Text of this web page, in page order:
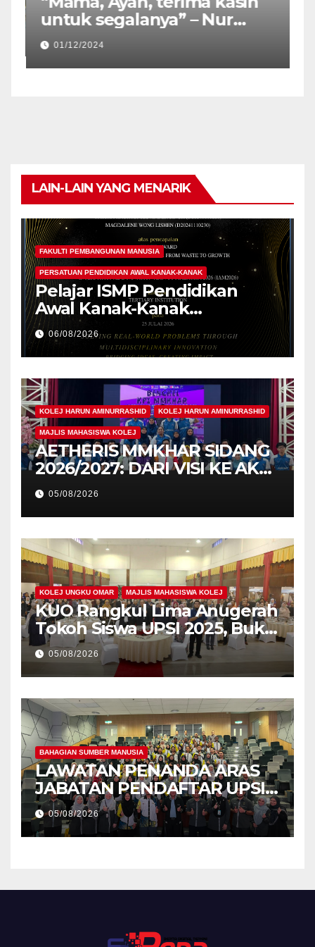
untuk segalanya” – Nur
Atiqa Balqis
01/12/2024
LAIN-LAIN YANG MENARIK
FAKULTI PEMBANGUNAN MANUSIA
PERSATUAN PENDIDIKAN AWAL KANAK-KANAK
Pelajar ISMP Pendidikan
Awal Kanak-Kanak
Cemerlang Raih
Pengiktirafan Antarabangsa
di IAM2026
06/08/2026
KOLEJ HARUN AMINURRASHID KOLEJ HARUN AMINURRASHID
MAJLIS MAHASISWA KOLEJ
AETHERIS MMKHAR SIDANG
2026/2027: DARI VISI KE AKSI,
MEMBINA LEGASI GENERASI
PEMIMPIN
05/08/2026
KOLEJ UNGKU OMAR MAJLIS MAHASISWA KOLEJ
KUO Rangkul Lima Anugerah
Tokoh Siswa UPSI 2025, Bukti
Kecemerlangan Mahasiswa
Holistik
05/08/2026
BAHAGIAN SUMBER MANUSIA
LAWATAN PENANDA ARAS
JABATAN PENDAFTAR UPSI
KE JABATAN PENDAFTAR
UniSZA – PERKUKUH
KERJASAMA STRATEGIK
05/08/2026